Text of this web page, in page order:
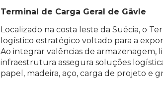
Terminal de Carga Geral de Gävle
Localizado na costa leste da Suécia, o
logístico estratégico voltado para a
Ao integrar valências de armazenagem,
infraestrutura assegura soluções
papel, madeira, aço, carga de projeto e